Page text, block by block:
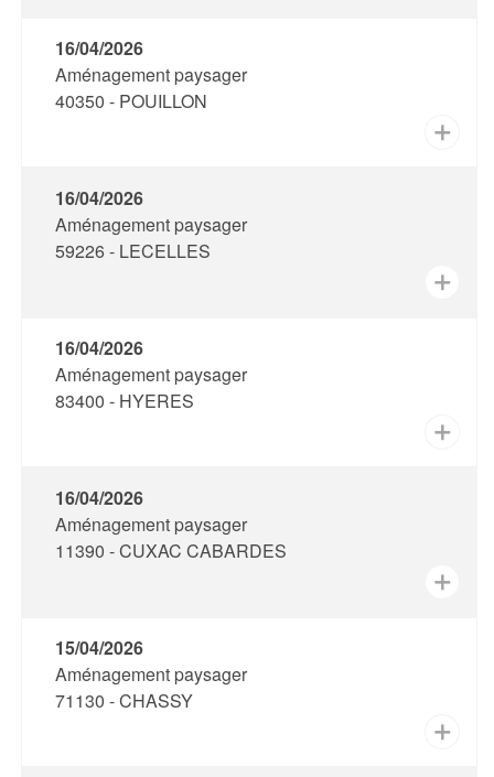
16/04/2026
Aménagement paysager
40350 - POUILLON
✕
16/04/2026
Aménagement paysager
59226 - LECELLES
✕
16/04/2026
Aménagement paysager
83400 - HYERES
✕
16/04/2026
Aménagement paysager
11390 - CUXAC CABARDES
✕
15/04/2026
Aménagement paysager
71130 - CHASSY
✕